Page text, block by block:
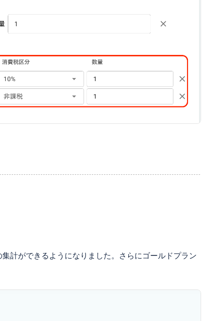
計ができるようになりました。さらにゴールドプラン